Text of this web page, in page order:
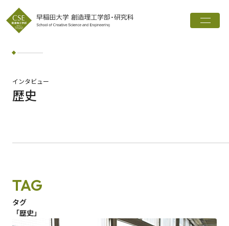
トップ
創造理工学部とは
学科・専攻
インタビュー
ワード検索
検索
インタビュー
歴史
TAG
タグ
「歴史」